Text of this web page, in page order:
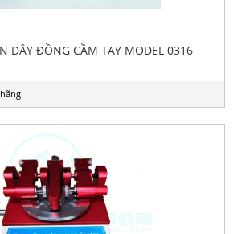
DÂY ĐỒNG CẦM TAY MODEL 0316